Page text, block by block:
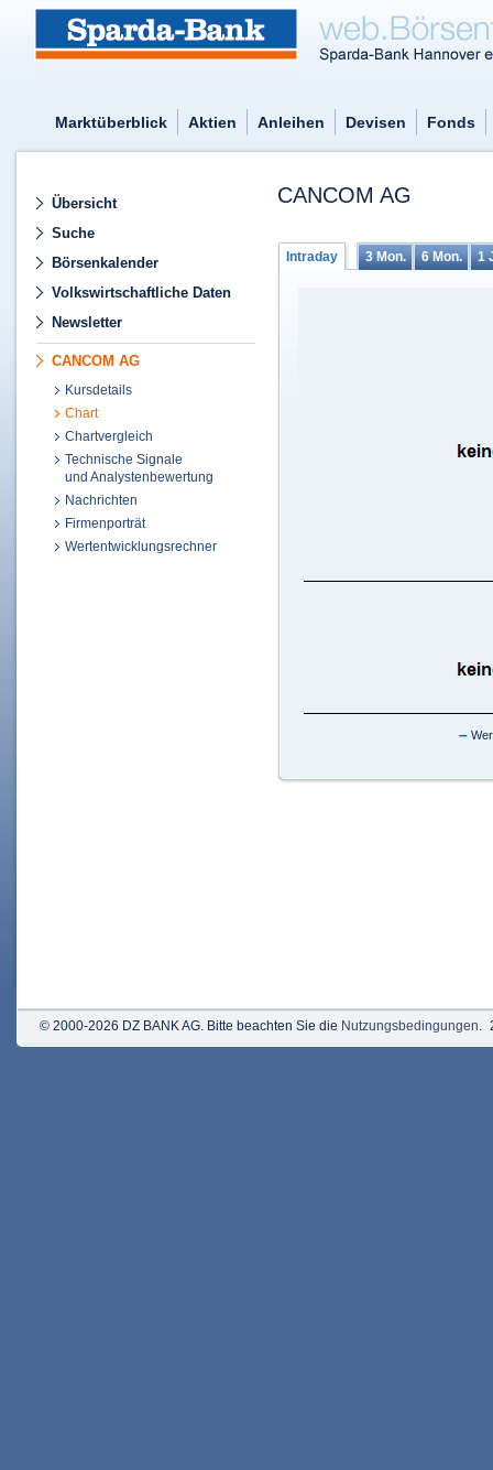
Marktüberblick Aktien Anleihen Devisen Fonds
Übersicht
Suche
Börsenkalender
Volkswirtschaftliche Daten
Newsletter
CANCOM AG
Kursdetails
Chart
Chartvergleich
Technische Signale
und Analystenbewertung
Nachrichten
Firmenporträt
Wertentwicklungsrechner
CANCOM AG
Intraday 3 Mon. 6 Mon. 1
–
© 2000-2026 DZ BANK AG. Bitte beachten Sie die Nutzungsbedingungen.